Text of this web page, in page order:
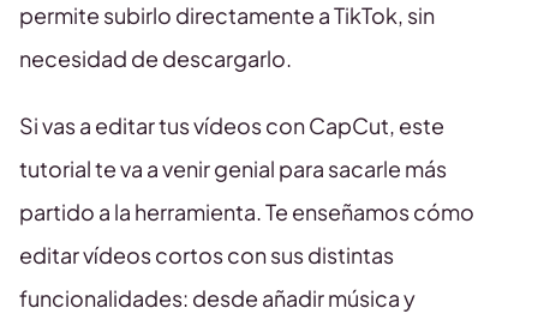
permite subirlo directamente a TikTok, sin
necesidad de descargarlo.
Si vas a editar tus vídeos con CapCut, este
tutorial te va a venir genial para sacarle más
partido a la herramienta. Te enseñamos cómo
editar vídeos cortos con sus distintas
funcionalidades: desde añadir música y